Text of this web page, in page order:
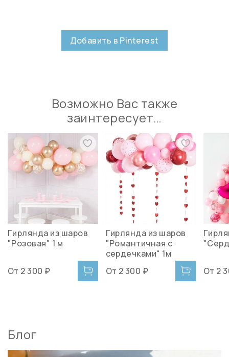
Добавить в Pinterest
Возможно Вас также
заинтересует…
Гирлянда из шаров
"Розовая" 1 м
От 2 300 ₽
Гирлянда из шаров
"Романтичная с
сердечками" 1м
От 2 300 ₽ От 2
Блог